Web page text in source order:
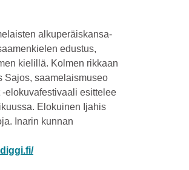
alkuperäiskansa-
edustus,
kielillä. Kolmen rikkaan
Sajos, saamelaismuseo
elokuvafestivaali esittelee
Elokuinen Ijahis
Inarin kunnan